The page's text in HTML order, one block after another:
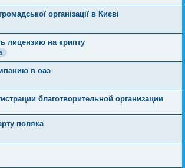
організації в Києві
лицензию на крипту
в оаэ
благотворительной организации
поляка